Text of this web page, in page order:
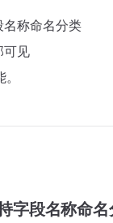
称命名分类
可见
字段名称命名